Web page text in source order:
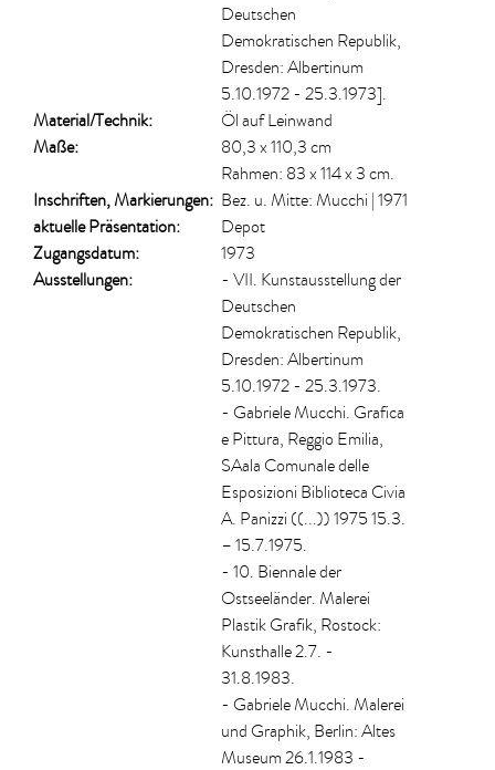
Deutschen
Demokratischen Republik,
Dresden: Albertinum
5.10.1972 - 25.3.1973].
Material/​Technik:
Öl auf Leinwand
Maße:
80,3 x 110,3 cm
Rahmen: 83 x 114 x 3 cm.
Inschriften, Markierungen: Bez. u. Mitte: Mucchi | 1971
aktuelle Präsentation:
Depot
Zugangsdatum:
1973
Ausstellungen:
- VII. Kunstausstellung der
Deutschen
Demokratischen Republik,
Dresden: Albertinum
5.10.1972 - 25.3.1973.
- Gabriele Mucchi. Grafica
e Pittura, Reggio Emilia,
SAala Comunale delle
Esposizioni Biblioteca Civia
A. Panizzi ((...)) 1975 15.3.
– 15.7.1975.
- 10. Biennale der
Ostseeländer. Malerei
Plastik Grafik, Rostock:
Kunsthalle 2.7. -
31.8.1983.
- Gabriele Mucchi. Malerei
und Graphik, Berlin: Altes
Museum 26.1.1983 -